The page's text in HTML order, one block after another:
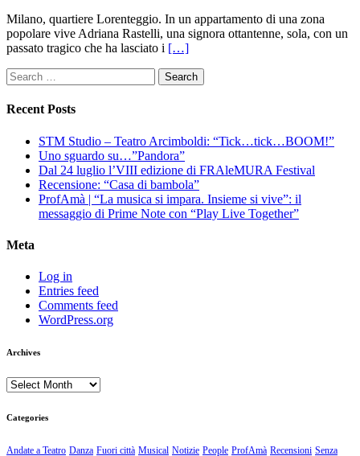
Milano, quartiere Lorenteggio. In un appartamento di una zona
popolare vive Adriana Rastelli, una signora ottantenne, sola, con un
passato tragico che ha lasciato i […]
Search
for:
Recent Posts
STM Studio – Teatro Arcimboldi: “Tick…tick…BOOM!”
Uno sguardo su…”Pandora”
Dal 24 luglio l’VIII edizione di FRAleMURA Festival
Recensione: “Casa di bambola”
ProfAmà | “La musica si impara. Insieme si vive”: il
messaggio di Prime Note con “Play Live Together”
Meta
Log in
Entries feed
Comments feed
WordPress.org
Archives
Archives
Categories
Andate a Teatro Danza Fuori città Musical Notizie People ProfAmà Recensioni Senza